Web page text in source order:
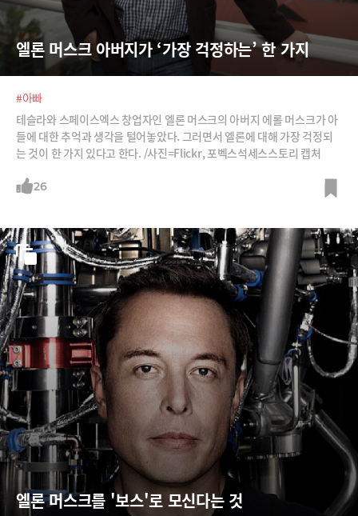
엘론 머스크 아버지가 ‘가장 걱정하는’ 한 가지
#아빠
테슬라와 스페이스엑스 창업자인 엘론 머스크의 아버지 에롤 머스크가 아
들에 대한 추억과 생각을 털어놓았다. 그러면서 엘론에 대해 가장 걱정되
는 것이 한 가지 있다고 한다. /사진=Flickr, 포벡스석세스스토리 캡처
26
엘론 머스크를 '보스'로 모신다는 것